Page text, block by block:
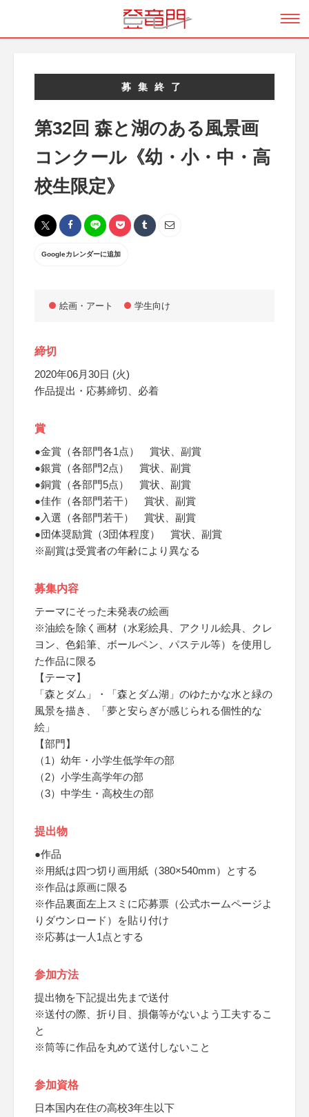
募集終了
第32回 森と湖のある風景画
コンクール《幼・小・中・高
校生限定》
Googleカレンダーに追加
絵画・アート 学生向け
締切
2020年06月30日 (火)
作品提出・応募締切、必着
賞
●金賞（各部門各1点） 賞状、副賞
●銀賞（各部門2点） 賞状、副賞
●銅賞（各部門5点） 賞状、副賞
●佳作（各部門若干） 賞状、副賞
●入選（各部門若干） 賞状、副賞
●団体奨励賞（3団体程度） 賞状、副賞
※副賞は受賞者の年齢により異なる
募集内容
テーマにそった未発表の絵画
※油絵を除く画材（水彩絵具、アクリル絵具、クレ
ヨン、色鉛筆、ボールペン、パステル等）を使用し
た作品に限る
【テーマ】
「森とダム」・「森とダム湖」のゆたかな水と緑の
風景を描き、「夢と安らぎが感じられる個性的な
絵」
【部門】
（1）幼年・小学生低学年の部
（2）小学生高学年の部
（3）中学生・高校生の部
提出物
●作品
※用紙は四つ切り画用紙（380×540mm）とする
※作品は原画に限る
※作品裏面左上スミに応募票（公式ホームページよ
りダウンロード）を貼り付け
※応募は一人1点とする
参加方法
提出物を下記提出先まで送付
※送付の際、折り目、損傷等がないよう工夫するこ
と
※筒等に作品を丸めて送付しないこと
参加資格
日本国内在住の高校3年生以下